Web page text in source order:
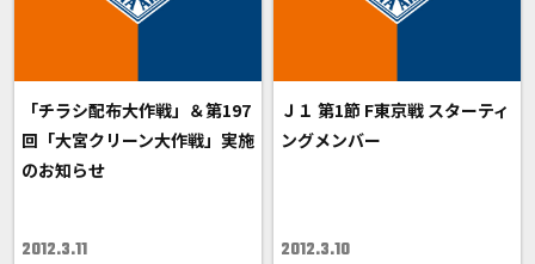
「チラシ配布大作戦」＆第197
回「大宮クリーン大作戦」実施
のお知らせ
2012.3.11
Ｊ１ 第1節 F東京戦 スターティ
ングメンバー
2012.3.10